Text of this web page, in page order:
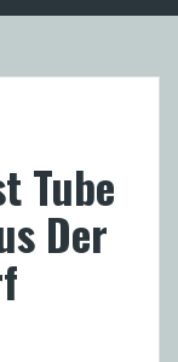
Tube
Der